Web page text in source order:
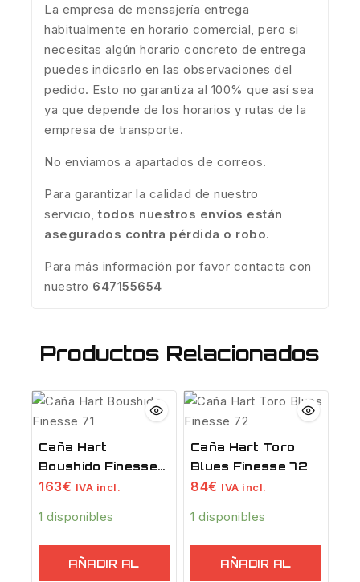
La empresa de mensajería entrega
habitualmente en horario comercial, pero si
necesitas algún horario concreto de entrega
puedes indicarlo en las observaciones del
pedido. Esto no garantiza al 100% que así sea
ya que depende de los horarios y rutas de la
empresa de transporte.
No enviamos a apartados de correos.
Para garantizar la calidad de nuestro
servicio,todos nuestros envíos están
asegurados contra pérdida o robo.
Para más información por favor contacta con
nuestro 647155654
Productos Relacionados
Caña Hart
Boushido Finesse
71
163€ IVA incl.
1 disponibles
AÑADIR AL
Caña Hart Toro
Blues Finesse 72
84€ IVA incl.
1 disponibles
AÑADIR AL